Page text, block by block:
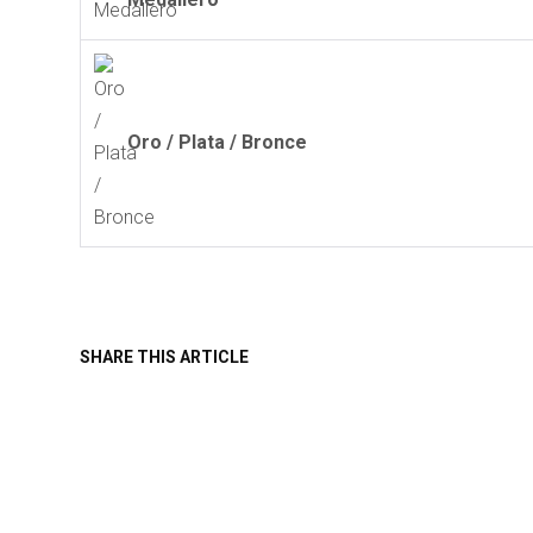
Oro / Plata / Bronce
SHARE THIS ARTICLE